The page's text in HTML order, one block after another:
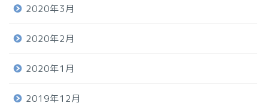
2020年3月
2020年2月
2020年1月
2019年12月